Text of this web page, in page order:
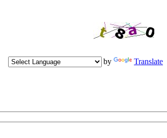
Powered by Translate